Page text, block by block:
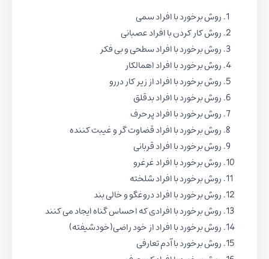
صفحه‌بندی نوشته‌ها
۱ ۲ ۳ صفحه بعد
روش برخورد با افراد سمی
روش کار کردن با افراد عصبانی
روش برخورد با افراد سطحی و بی فکر
روش برخورد با افراد اهمالکار
روش برخورد با افراد از زیر کار دررو
روش برخورد با افراد بدقلق
روش برخورد با افراد پرحرف
روش برخورد با افراد قضاوت گر و غیبت کننده
روش برخورد با افراد قربانی
روش برخورد با افراد غرغرو
روش برخورد با افراد شلخته
روش برخورد با افراد دروغگو و خالی بند
روش برخورد با افرادی که احساس گناه ایجاد می کنند
روش برخورد با افراد از خود راضی(خودشیفته)
روش برخورد با آدم تعارفی